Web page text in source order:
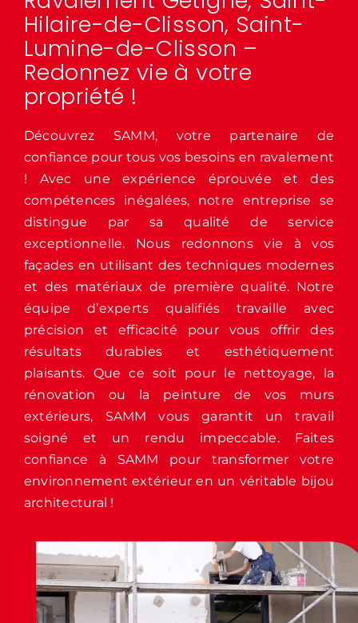
Hilaire-de-Clisson, Saint-
Lumine-de-Clisson –
Redonnez vie à votre
propriété !
Découvrez SAMM, votre partenaire de
confiance pour tous vos besoins en ravalement
! Avec une expérience éprouvée et des
compétences inégalées, notre entreprise se
distingue par sa qualité de service
exceptionnelle. Nous redonnons vie à vos
façades en utilisant des techniques modernes
et des matériaux de première qualité. Notre
équipe d’experts qualifiés travaille avec
précision et efficacité pour vous offrir des
résultats durables et esthétiquement
plaisants. Que ce soit pour le nettoyage, la
rénovation ou la peinture de vos murs
extérieurs, SAMM vous garantit un travail
soigné et un rendu impeccable. Faites
confiance à SAMM pour transformer votre
environnement extérieur en un véritable bijou
architectural !